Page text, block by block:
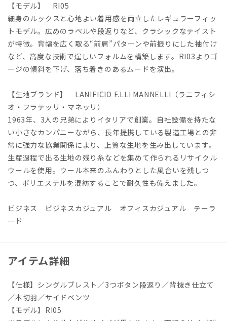
【モデル】 RI05
細身のルックスと心地よい着用感を両立したレギュラーフィッ
トモデル。広めのラペルや段返りなど、クラシックなテイスト
が特徴。背幅を広く取る“前肩”パターンや前振りにした袖付け
など、高度な技術で逞しいフォルムを構築します。RI03よりゴ
ージの傾斜を下げ、落ち着きのあるムードを演出。
【生地ブランド】 LANIFICIO F.LLI MANNELLI（ラニフィシ
オ・フラテッリ・マネッリ）
1963年、3人の兄弟によりイタリアで創業。自社設備を持たな
い小さなカンパニーながら、長年提携している製造工場との非
常に強力な協業関係により、上質な生地を生み出しています。
生産過程で出る生地の残り糸などを集めて作られるリサイクル
ウールを使用。ウール本来のふんわりとした風合いを残しつ
つ、ポリエステルを混紡することで耐久性も備えました。
ビジネス ビジネスカジュアル オフィスカジュアル テーラ
ード
アイテム詳細
【仕様】シングルブレスト／3つボタン段返り／背抜き仕立て
／本切羽／サイドベンツ
【モデル】RI05